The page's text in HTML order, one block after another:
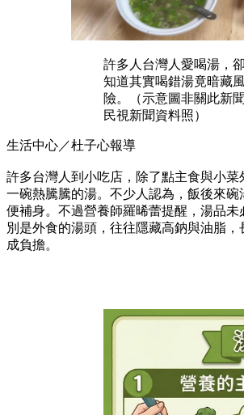
許多人台灣人愛喝湯，
知道其實喝錯湯竟暗藏
險。（示意圖非關此新
民視新聞資料照）
生活中心／杜子心報導
許多台灣人到小吃店，除了點主食與小菜
一碗熱騰騰的湯。不少人認為，飯後來碗
便補身。不過營養師羅晞蕾提醒，湯品未
別是外食的湯頭，往往隱藏高鈉與油脂，
成負擔。